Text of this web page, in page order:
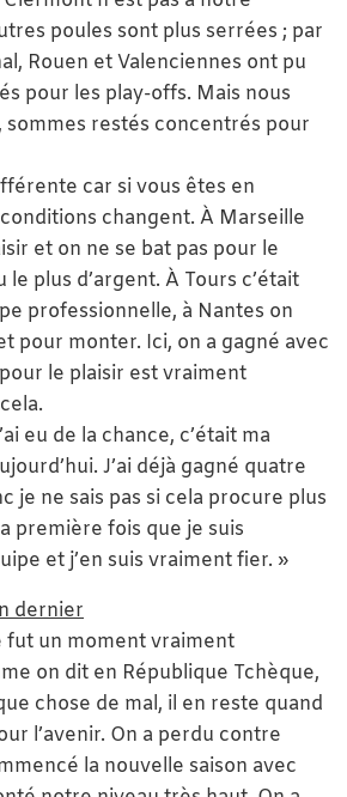
poules sont plus serrées ; par
Rouen et Valenciennes ont pu
pour les play-offs. Mais nous
sommes restés concentrés pour
car si vous êtes en
changent. À Marseille
et on ne se bat pas pour le
plus d’argent. À Tours c’était
professionnelle, à Nantes on
pour monter. Ici, on a gagné avec
le plaisir est vraiment
eu de la chance, c’était ma
J’ai déjà gagné quatre
je ne sais pas si cela procure plus
première fois que je suis
et j’en suis vraiment fier. »
dernier
fut un moment vraiment
on dit en République Tchèque,
chose de mal, il en reste quand
l’avenir. On a perdu contre
la nouvelle saison avec